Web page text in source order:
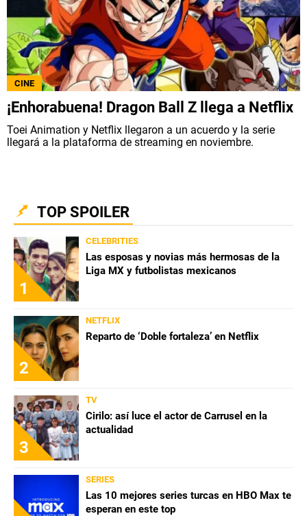
CINE
¡Enhorabuena! Dragon Ball Z llega a Netflix
Toei Animation y Netflix llegaron a un acuerdo y la serie
llegará a la plataforma de streaming en noviembre.
TOP SPOILER
1
CELEBRITIES
Las esposas y novias más hermosas de la
Liga MX y futbolistas mexicanos
2
NETFLIX
Reparto de ‘Doble fortaleza’ en Netflix
3
TV
Cirilo: así luce el actor de Carrusel en la
actualidad
SERIES
Las 10 mejores series turcas en HBO Max te
esperan en este top